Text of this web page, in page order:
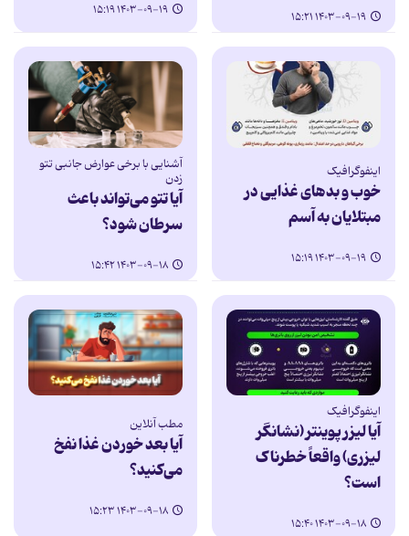
۱۴۰۳-۰۹-۱۹ ۱۵:۲۱ ۱۴۰۳-۰۹-۱۹ ۱۵:۱۹
اینفوگرافیک
خوب و بدهای غذایی در
مبتلایان به آسم
۱۴۰۳-۰۹-۱۹ ۱۵:۱۹
آشنایی با برخی عوارض جانبی تتو
زدن
آیا تتو می‌تواند باعث
سرطان شود؟
۱۴۰۳-۰۹-۱۸ ۱۵:۴۲
اینفوگرافیک
آیا لیزر پوینتر (نشانگر
لیزری) واقعاً خطرناک
است؟
۱۴۰۳-۰۹-۱۸ ۱۵:۴۰
مطب آنلاین
آیا بعد خوردن غذا نفخ
می‌کنید؟
۱۴۰۳-۰۹-۱۸ ۱۵:۲۳